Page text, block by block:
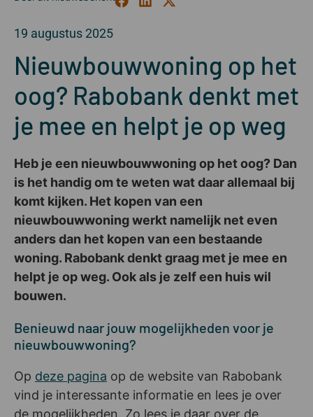
19 augustus 2025
Nieuwbouwwoning op het
oog? Rabobank denkt met
je mee en helpt je op weg
Heb je een nieuwbouwwoning op het oog? Dan
is het handig om te weten wat daar allemaal bij
komt kijken. Het kopen van een
nieuwbouwwoning werkt namelijk net even
anders dan het kopen van een bestaande
woning. Rabobank denkt graag met je mee en
helpt je op weg. Ook als je zelf een huis wil
bouwen.
Benieuwd naar jouw mogelijkheden voor je
nieuwbouwwoning?
Op deze pagina op de website van Rabobank
vind je interessante informatie en lees je over
de mogelijkheden. Zo lees je daar over de